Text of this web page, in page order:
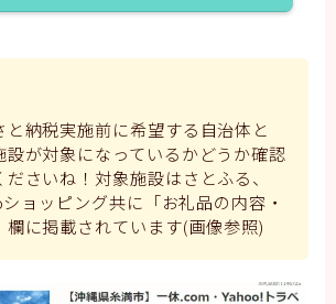
と納税実施前に希望する自治体と
設が対象になっているかどうか確認
ださいね！対象施設はさとふる、
ョッピング共に「お礼品の内容・
欄に掲載されています(画像参照)